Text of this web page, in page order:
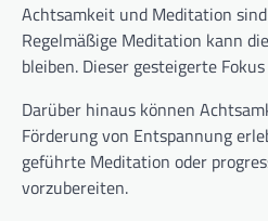
Achtsamkeit und Meditation
Regelmäßige Meditation kann
bleiben. Dieser gesteigerte
Darüber hinaus können
Förderung von Entspannung
geführte Meditation oder
vorzubereiten.